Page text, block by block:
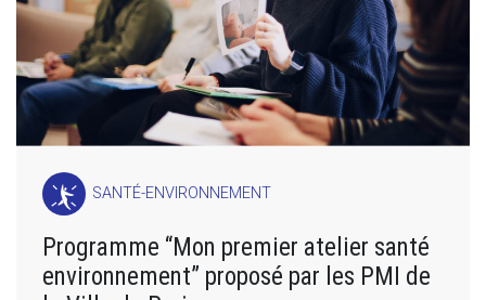
SANTÉ-ENVIRONNEMENT
Programme “Mon premier atelier santé
environnement” proposé par les PMI de